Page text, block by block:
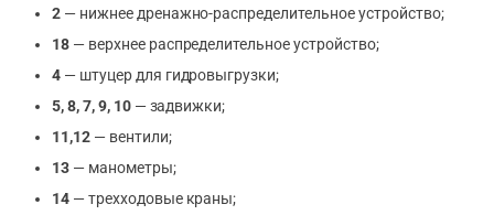
2— нижнее дренажно-распределительное устройство;
18— верхнее распределительное устройство;
4— штуцер для гидровыгрузки;
5, 8, 7, 9, 10— задвижки;
11,12— вентили;
13— манометры;
14— трехходовые краны;